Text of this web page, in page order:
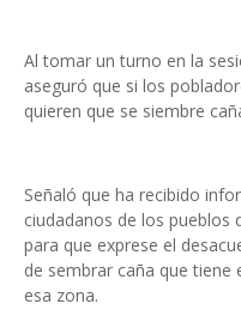
Al tomar un turno en la
aseguró que si los
quieren que se siembre
Señaló que ha recibido
ciudadanos de los pueblos
para que exprese el
de sembrar caña que tiene
esa zona.